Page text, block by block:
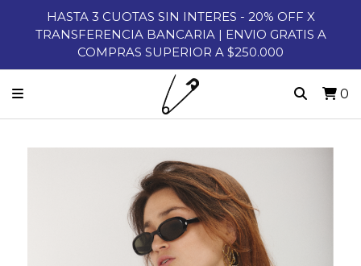
HASTA 3 CUOTAS SIN INTERES - 20% OFF X
TRANSFERENCIA BANCARIA | ENVIO GRATIS A
COMPRAS SUPERIOR A $250.000
0